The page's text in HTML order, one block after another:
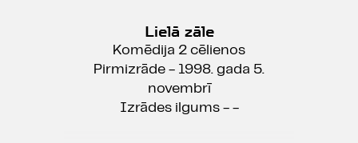
Lielā zāle
Komēdija 2 cēlienos
Pirmizrāde - 1998. gada 5.
novembrī
Izrādes ilgums - -